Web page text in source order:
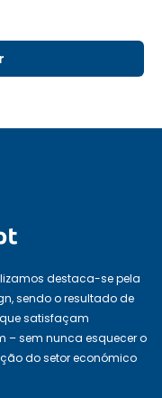
destaca-se pela
sendo o resultado de
satisfaçam
– sem nunca esquecer o
do setor económico